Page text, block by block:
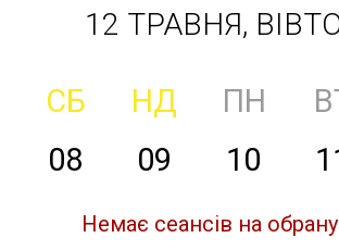
12 ТРАВНЯ,
СБ НД ПН
08 09 10
Немає сеансів на